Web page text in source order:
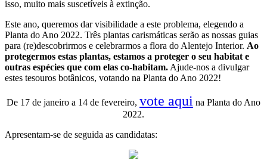
isso, muito mais suscetíveis à extinção.
Este ano, queremos dar visibilidade a este problema, elegendo a
Planta do Ano 2022. Três plantas carismáticas serão as nossas guias
para (re)descobrirmos e celebrarmos a flora do Alentejo Interior. Ao
protegermos estas plantas, estamos a proteger o seu habitat e
outras espécies que com elas co-habitam.Ajude-nos a divulgar
estes tesouros botânicos, votando na Planta do Ano 2022!
De 17 de janeiro a 14 de fevereiro, vote aqui na Planta do Ano
2022.
Apresentam-se de seguida as candidatas: